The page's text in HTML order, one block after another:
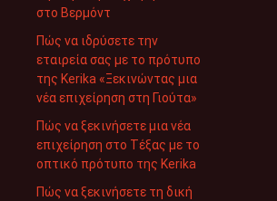
στο Βερμόντ
Πώς να ιδρύσετε την
εταιρεία σας με το πρότυπο
της Kerika «Ξεκινώντας μια
νέα επιχείρηση στη Γιούτα»
Πώς να ξεκινήσετε μια νέα
επιχείρηση στο Τέξας με το
οπτικό πρότυπο της Kerika
Πώς να ξεκινήσετε τη δική